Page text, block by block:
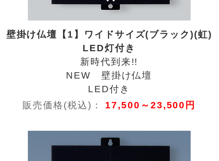
壁掛け仏壇【1】ワイドサイズ(ブラック)(虹)
LED灯付き
新時代到来!!
NEW 壁掛け仏壇
LED付き
販売価格(税込)： 17,500～23,500円